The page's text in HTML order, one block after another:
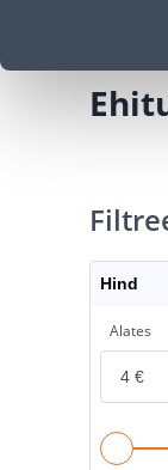
Hind
Alates